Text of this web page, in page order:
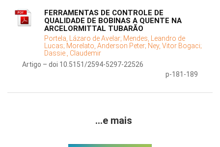
FERRAMENTAS DE CONTROLE DE
QUALIDADE DE BOBINAS A QUENTE NA
ARCELORMITTAL TUBARÃO
Portela, Lázaro de Avelar; Mendes, Leandro de
Lucas; Morelato, Anderson Peter; Ney, Vitor Bogaci;
Dassie., Claudemir
Artigo – doi 10.5151/2594-5297-22526
p-181-189
...e mais